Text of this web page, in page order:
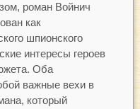
роман Войнич
как
шпионского
интересы героев
Оба
важные вехи в
который